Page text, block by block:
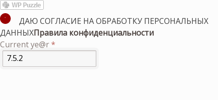
ДАЮ СОГЛАСИЕ НА ОБРАБОТКУ ПЕРСОНАЛЬНЫХ
ДАННЫХПравила конфиденциальности
Current ye@r*